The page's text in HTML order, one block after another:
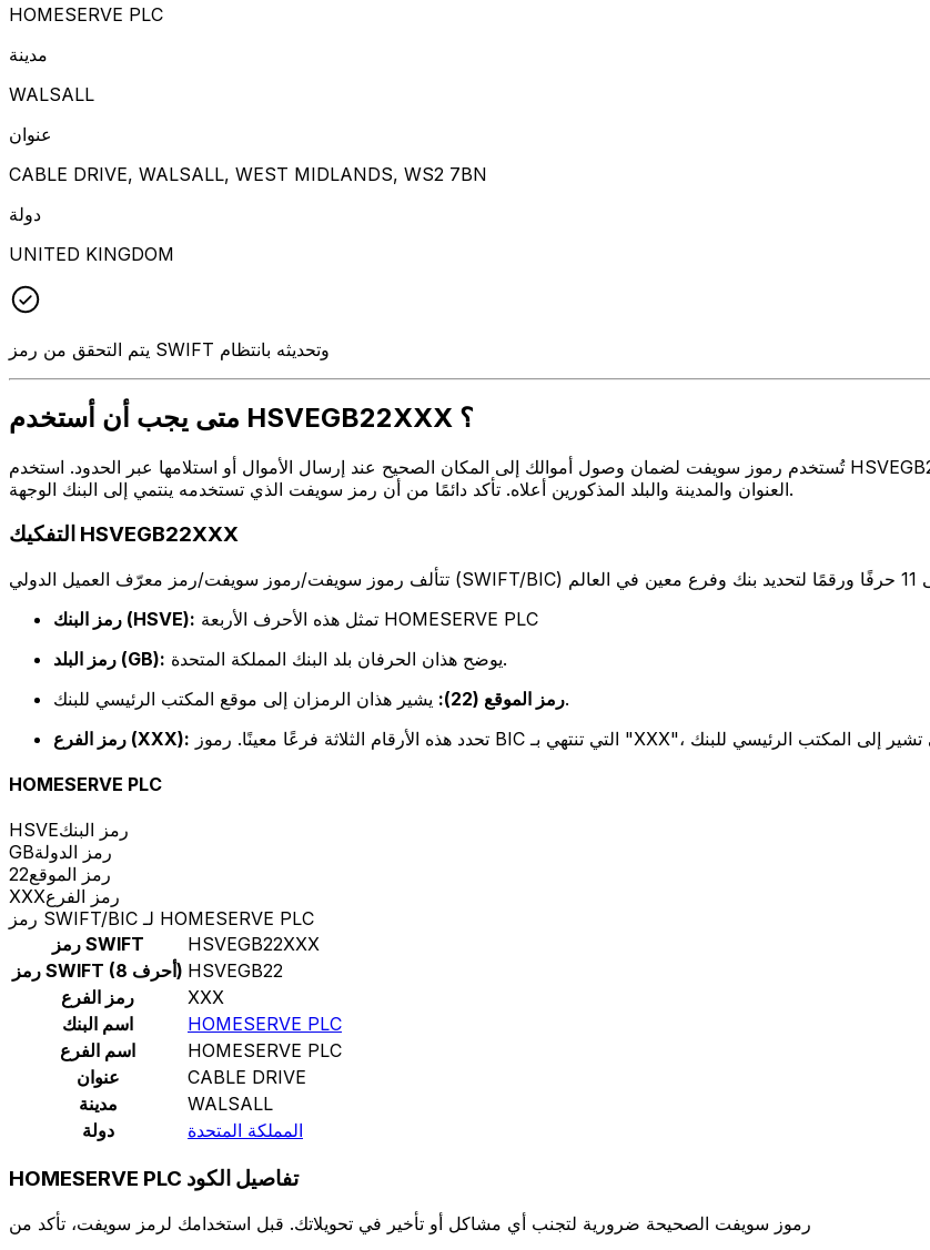
HOMESERVE PLC
مدينة
WALSALL
عنوان
CABLE DRIVE, WALSALL, WEST MIDLANDS, WS2 7BN
دولة
UNITED KINGDOM
يتم التحقق من رمز SWIFT وتحديثه بانتظام
متى يجب أن أستخدم HSVEGB22XXX ؟
تُستخدم رموز سويفت لضمان وصول أموالك إلى المكان الصحيح عند إرسال الأموال أو استلامها عبر الحدود. استخدم HSVEGB22XXX عندما تريد إرسال بريد إلكتروني إلى HOMESERVE PLC على
العنوان والمدينة والبلد المذكورين أعلاه. تأكد دائمًا من أن رمز سويفت الذي تستخدمه ينتمي إلى البنك الوجهة.
التفكيك HSVEGB22XXX
رمز البنك (HSVE):
تمثل هذه الأحرف الأربعة HOMESERVE PLC
رمز البلد (GB):
يوضح هذان الحرفان بلد البنك المملكة المتحدة.
رمز الموقع (22):يشير هذان الرمزان إلى موقع المكتب الرئيسي للبنك.
رمز الفرع (XXX):
HOMESERVE PLC
HSVEرمز البنك
GBرمز الدولة
22رمز الموقع
XXXرمز الفرع
رمز SWIFT/BIC لـ HOMESERVE PLC
رمز SWIFT
HSVEGB22XXX
رمز SWIFT (8 أحرف) HSVEGB22
رمز الفرع
XXX
اسم البنك
HOMESERVE PLC
اسم الفرع
HOMESERVE PLC
عنوان
CABLE DRIVE
مدينة
WALSALL
دولة
المملكة المتحدة
HOMESERVE PLC تفاصيل الكود
رموز سويفت الصحيحة ضرورية لتجنب أي مشاكل أو تأخير في تحويلاتك. قبل استخدامك لرمز سويفت، تأكد من